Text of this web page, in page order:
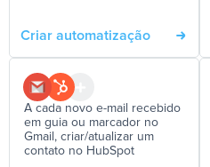
Criar automatização
A cada novo e-mail recebido
em guia ou marcador no
Gmail, criar/atualizar um
contato no HubSpot